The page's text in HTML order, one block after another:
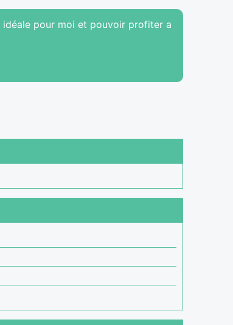
idéale pour moi et pouvoir profiter a